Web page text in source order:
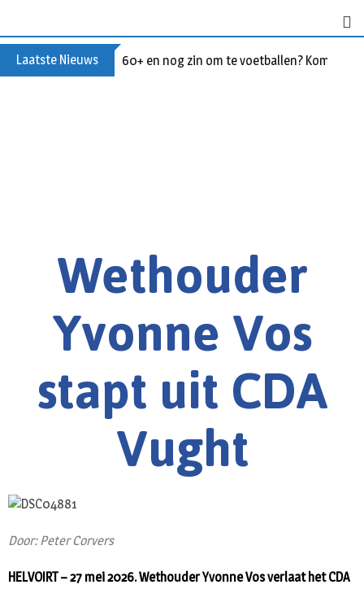
Laatste Nieuws 60+ en nog zin om te voetballen? Kom
Wethouder
Yvonne Vos
stapt uit CDA
Vught
Door: Peter Corvers
HELVOIRT – 27 mei 2026. Wethouder Yvonne Vos verlaat het CDA